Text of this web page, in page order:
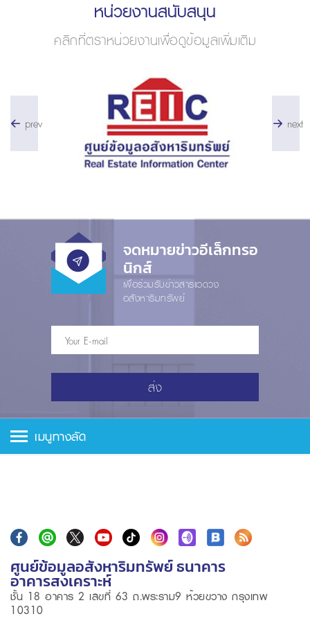
หน่วยงานสนับสนุน
คลิกที่ตราหน่วยงานเพื่อดูข้อมูลเพิ่มเติม
prev next
จดหมายข่าวอีเล็กทรอ
นิกส์
เพื่อร่วมรับข่าวสารแวดวง
อสังหาริมทรัพย์
ส่ง
เมนูทางลัด
ศูนย์ข้อมูลอสังหาริมทรัพย์ ธนาคาร
อาคารสงเคราะห์
ชั้น 18 อาคาร 2 เลขที่ 63 ถ.พระราม9 ห้วยขวาง กรุงเทพ
10310